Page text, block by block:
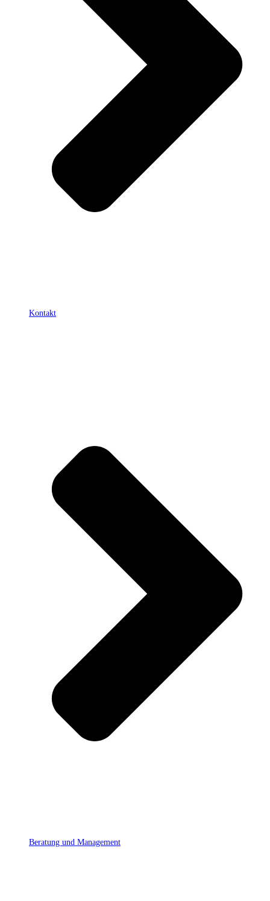
Kontakt
Beratung und Management